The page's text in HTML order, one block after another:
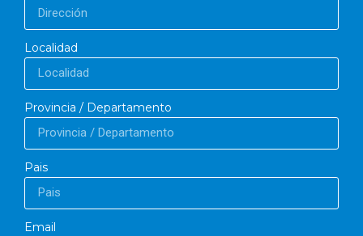
Localidad
Provincia / Departamento
Pais
Email